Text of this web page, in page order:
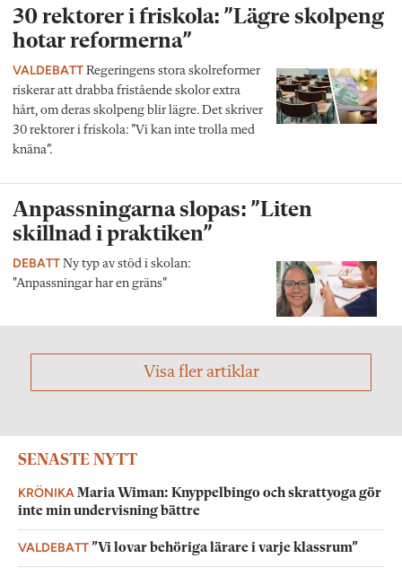
30 rektorer i friskola: ”Lägre skolpeng
hotar reformerna”
VALDEBATT Regeringens stora skolreformer
riskerar att drabba fristående skolor extra
hårt, om deras skolpeng blir lägre. Det skriver
30 rektorer i friskola: ”Vi kan inte trolla med
knäna”.
Anpassningarna slopas: ”Liten
skillnad i praktiken”
DEBATT Ny typ av stöd i skolan:
"Anpassningar har en gräns”
Visa fler artiklar
SENASTE NYTT
KRÖNIKAMaria Wiman: Knyppelbingo och skrattyoga gör
inte min undervisning bättre
VALDEBATT”Vi lovar behöriga lärare i varje klassrum”